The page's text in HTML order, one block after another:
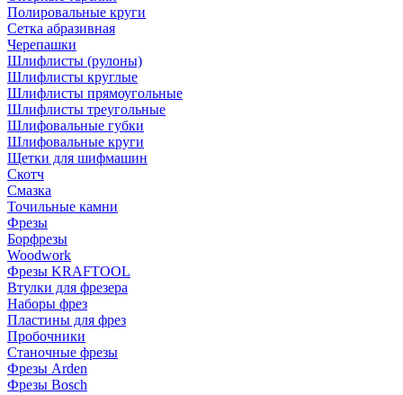
Полировальные круги
Сетка абразивная
Черепашки
Шлифлисты (рулоны)
Шлифлисты круглые
Шлифлисты прямоугольные
Шлифлисты треугольные
Шлифовальные губки
Шлифовальные круги
Щетки для шифмашин
Скотч
Смазка
Точильные камни
Фрезы
Борфрезы
Woodwork
Фрезы KRAFTOOL
Втулки для фрезера
Наборы фрез
Пластины для фрез
Пробочники
Станочные фрезы
Фрезы Arden
Фрезы Bosch